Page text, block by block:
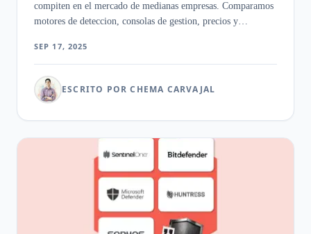
compiten en el mercado de medianas empresas. Comparamos
motores de deteccion, consolas de gestion, precios y
SEP 17, 2025
ESCRITO POR CHEMA CARVAJAL